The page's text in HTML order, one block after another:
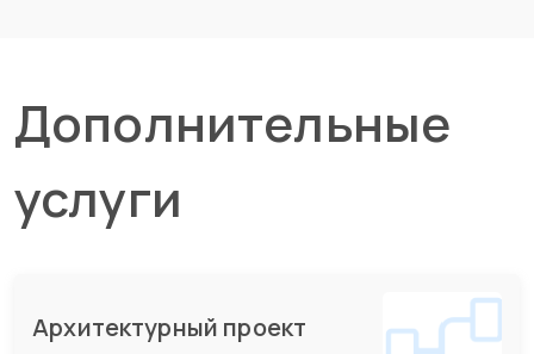
Дополнительные
услуги
Архитектурный проект